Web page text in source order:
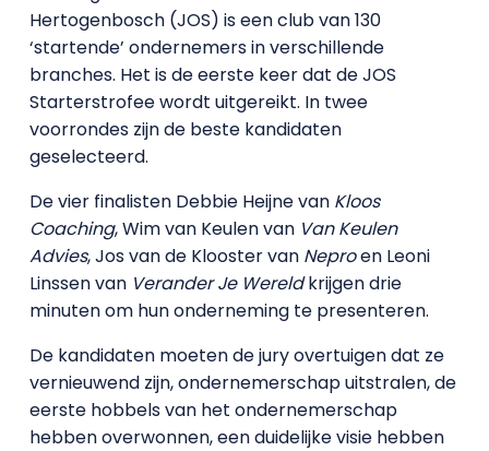
Hertogenbosch (JOS) is een club van 130
‘startende’ ondernemers in verschillende
branches. Het is de eerste keer dat de JOS
Starterstrofee wordt uitgereikt. In twee
voorrondes zijn de beste kandidaten
geselecteerd.
De vier finalisten Debbie Heijne van Kloos
Coaching, Wim van Keulen van Van Keulen
Advies, Jos van de Klooster van Neproen Leoni
Linssen van Verander Je Wereldkrijgen drie
minuten om hun onderneming te presenteren.
De kandidaten moeten de jury overtuigen dat ze
vernieuwend zijn, ondernemerschap uitstralen, de
eerste hobbels van het ondernemerschap
hebben overwonnen, een duidelijke visie hebben